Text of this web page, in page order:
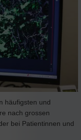
häufigsten und
nach grossen
bei Patientinnen und